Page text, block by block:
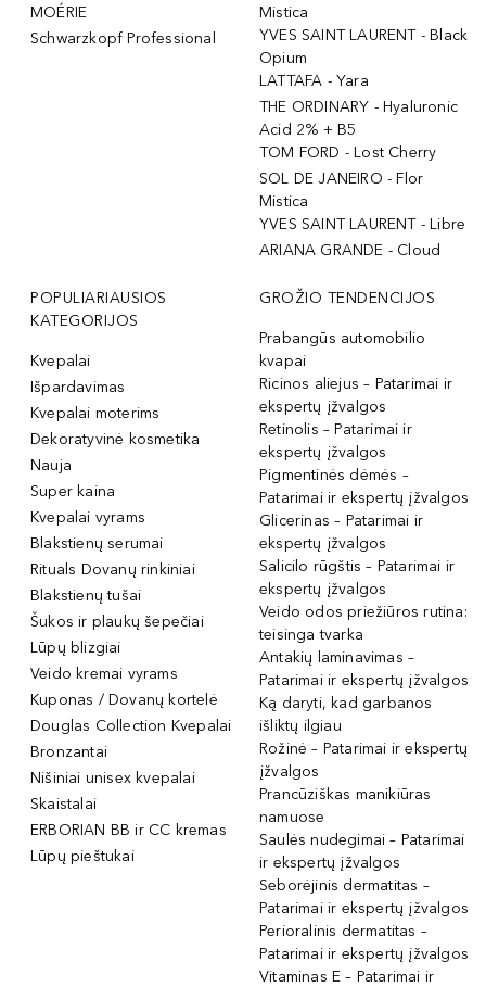
MOÉRIE
Schwarzkopf Professional
Mistica
YVES SAINT LAURENT - Black
Opium
LATTAFA - Yara
THE ORDINARY - Hyaluronic
Acid 2% + B5
TOM FORD - Lost Cherry
SOL DE JANEIRO - Flor
Mistica
YVES SAINT LAURENT - Libre
ARIANA GRANDE - Cloud
POPULIARIAUSIOS
KATEGORIJOS
Kvepalai
Išpardavimas
Kvepalai moterims
Dekoratyvinė kosmetika
Nauja
Super kaina
Kvepalai vyrams
Blakstienų serumai
Rituals Dovanų rinkiniai
Blakstienų tušai
Šukos ir plaukų šepečiai
Lūpų blizgiai
Veido kremai vyrams
Kuponas / Dovanų kortelė
Douglas Collection Kvepalai
Bronzantai
Nišiniai unisex kvepalai
Skaistalai
ERBORIAN BB ir CC kremas
Lūpų pieštukai
GROŽIO TENDENCIJOS
Prabangūs automobilio
kvapai
Ricinos aliejus – Patarimai ir
ekspertų įžvalgos
Retinolis – Patarimai ir
ekspertų įžvalgos
Pigmentinės dėmės –
Patarimai ir ekspertų įžvalgos
Glicerinas – Patarimai ir
ekspertų įžvalgos
Salicilo rūgštis – Patarimai ir
ekspertų įžvalgos
Veido odos priežiūros rutina:
teisinga tvarka
Antakių laminavimas –
Patarimai ir ekspertų įžvalgos
Ką daryti, kad garbanos
išliktų ilgiau
Rožinė – Patarimai ir ekspertų
įžvalgos
Prancūziškas manikiūras
namuose
Saulės nudegimai – Patarimai
ir ekspertų įžvalgos
Seborėjinis dermatitas –
Patarimai ir ekspertų įžvalgos
Perioralinis dermatitas –
Patarimai ir ekspertų įžvalgos
Vitaminas E – Patarimai ir